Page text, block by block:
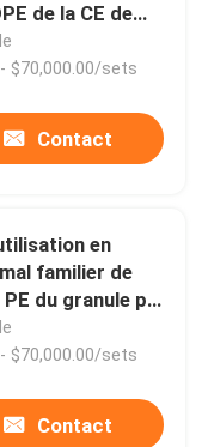
de la CE de
$70,000.00/sets
Contact
en
familier de
du granule pp
110L 55kw
$70,000.00/sets
Contact